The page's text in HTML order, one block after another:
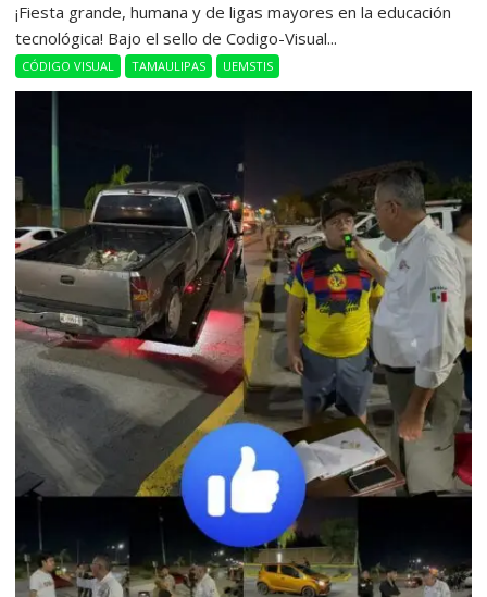
​¡Fiesta grande, humana y de ligas mayores en la educación
tecnológica! Bajo el sello de Codigo-Visual...
CÓDIGO VISUAL TAMAULIPAS UEMSTIS